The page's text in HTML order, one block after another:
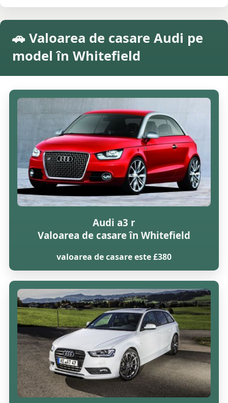
🚗 Valoarea de casare Audi pe
model în Whitefield
Audi a3 r
Valoarea de casare în Whitefield
valoarea de casare este £380